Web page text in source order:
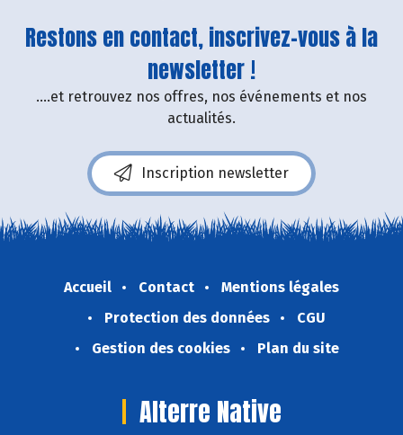
Restons en contact, inscrivez-vous à la
newsletter !
....et retrouvez nos offres, nos événements et nos
actualités.
Inscription newsletter
Accueil Contact
Mentions légales
Protection des données
CGU
Gestion des cookies
Plan du site
Alterre Native